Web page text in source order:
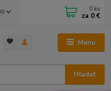
Menu
Hľadať
0 ks
za 0 €